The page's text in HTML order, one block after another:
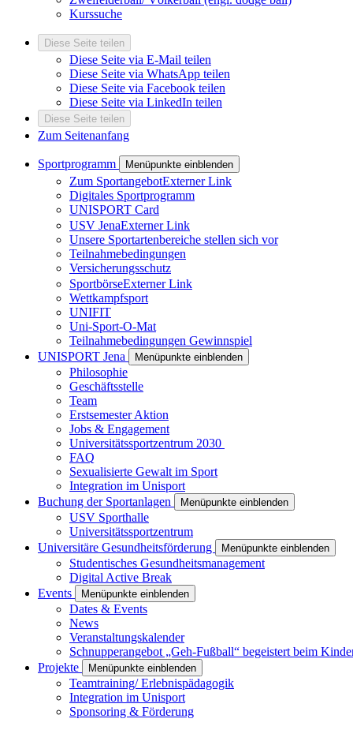
Kurssuche
Diese Seite teilen
Diese Seite via E-Mail teilen
Diese Seite via WhatsApp teilen
Diese Seite via Facebook teilen
Diese Seite via LinkedIn teilen
Diese Seite teilen
Zum Seitenanfang
Sportprogramm Menüpunkte einblenden
Zum SportangebotExterner Link
Digitales Sportprogramm
UNISPORT Card
USV JenaExterner Link
Unsere Sportartenbereiche stellen sich vor
Teilnahmebedingungen
Versicherungsschutz
SportbörseExterner Link
Wettkampfsport
UNIFIT
Uni-Sport-O-Mat
Teilnahmebedingungen Gewinnspiel
UNISPORT Jena
Menüpunkte einblenden
Philosophie
Geschäftsstelle
Team
Erstsemester Aktion
Jobs & Engagement
Universitätssportzentrum 2030
FAQ
Sexualisierte Gewalt im Sport
Integration im Unisport
Buchung der Sportanlagen
Menüpunkte einblenden
USV Sporthalle
Universitätssportzentrum
Universitäre Gesundheitsförderung
Menüpunkte einblenden
Studentisches Gesundheitsmanagement
Digital Active Break
Events
Menüpunkte einblenden
Dates & Events
News
Veranstaltungskalender
Schnupperangebot „Geh-Fußball“ begeistert beim
Projekte
Menüpunkte einblenden
Teamtraining/ Erlebnispädagogik
Integration im Unisport
Sponsoring & Förderung